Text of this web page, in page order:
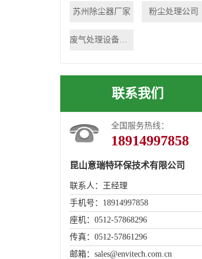
苏州除尘器厂家 粉尘处理公司
废气处理设备厂家
联系我们
全国服务热线：
18914997858
昆山意瑞特环保技术有限公司
联系人：王经理
手机号：18914997858
座机：0512-57868296
传真：0512-57861296
邮箱：sales@envitech.com.cn